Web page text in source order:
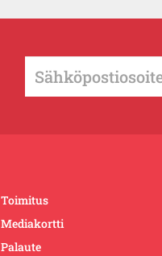
Toimitus
Mediakortti
Palaute